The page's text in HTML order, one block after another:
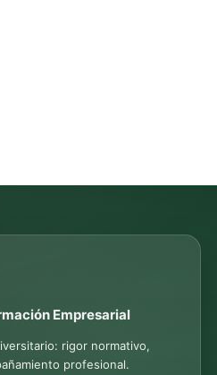
Empresarial
rigor normativo,
profesional.